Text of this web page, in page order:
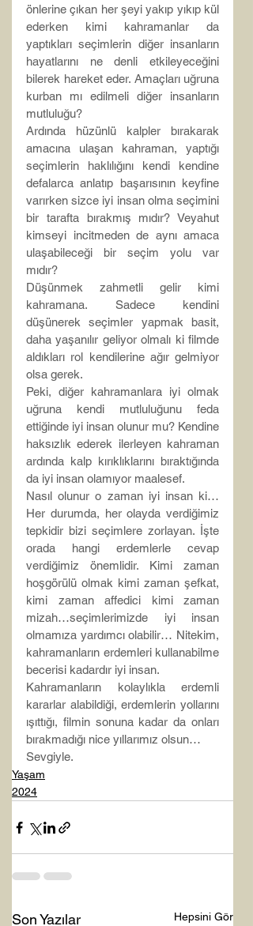
önlerine çıkan her şeyi yakıp yıkıp kül
ederken kimi kahramanlar da
yaptıkları seçimlerin diğer insanların
hayatlarını ne denli etkileyeceğini
bilerek hareket eder. Amaçları uğruna
kurban mı edilmeli diğer insanların
mutluluğu?
Ardında hüzünlü kalpler bırakarak
amacına ulaşan kahraman, yaptığı
seçimlerin haklılığını kendi kendine
defalarca anlatıp başarısının keyfine
varırken sizce iyi insan olma seçimini
bir tarafta bırakmış mıdır? Veyahut
kimseyi incitmeden de aynı amaca
ulaşabileceği bir seçim yolu var
mıdır?
Düşünmek zahmetli gelir kimi
kahramana. Sadece kendini
düşünerek seçimler yapmak basit,
daha yaşanılır geliyor olmalı ki filmde
aldıkları rol kendilerine ağır gelmiyor
olsa gerek.
Peki, diğer kahramanlara iyi olmak
uğruna kendi mutluluğunu feda
ettiğinde iyi insan olunur mu? Kendine
haksızlık ederek ilerleyen kahraman
ardında kalp kırıklıklarını bıraktığında
da iyi insan olamıyor maalesef.
Nasıl olunur o zaman iyi insan ki…
Her durumda, her olayda verdiğimiz
tepkidir bizi seçimlere zorlayan. İşte
orada hangi erdemlerle cevap
verdiğimiz önemlidir. Kimi zaman
hoşgörülü olmak kimi zaman şefkat,
kimi zaman affedici kimi zaman
mizah…seçimlerimizde iyi insan
olmamıza yardımcı olabilir… Nitekim,
kahramanların erdemleri kullanabilme
becerisi kadardır iyi insan.
Kahramanların kolaylıkla erdemli
kararlar alabildiği, erdemlerin yollarını
ışıttığı, filmin sonuna kadar da onları
bırakmadığı nice yıllarımız olsun…
Sevgiyle.
Yaşam
2024
Son Yazılar Hepsini Gör